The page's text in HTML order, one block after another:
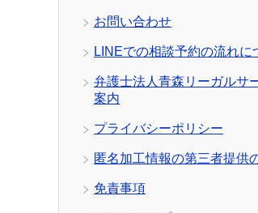
お問い合わせ
LINEでの相談予約の流れに
弁護士法人青森リーガルサ
案内
プライバシーポリシー
匿名加工情報の第三者提供
免責事項